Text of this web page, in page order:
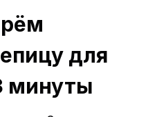
для
минуты